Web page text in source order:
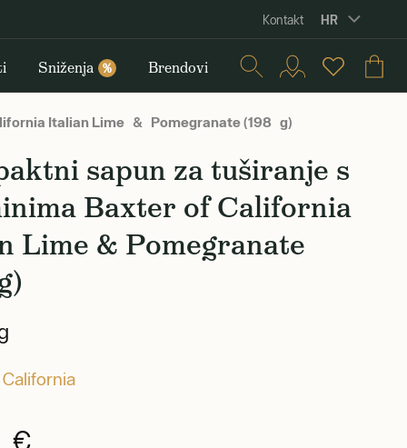
Kontakt HR
Sniženja % Brendovi
Italian Lime & Pomegranate (198 g)
sapun za tuširanje s
Baxter of California
Lime & Pomegranate
€